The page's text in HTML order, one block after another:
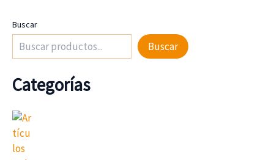
Buscar
Buscar
Categorías